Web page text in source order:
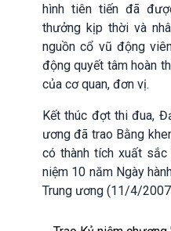
hình tiên tiến đã
thưởng kịp thời và
nguồn cổ vũ động
động quyết tâm hoàn
của cơ quan, đơn vị.
Kết thúc đợt thi đua,
ương đã trao Bằng
có thành tích xuất
niệm 10 năm Ngày
Trung ương (11/4/